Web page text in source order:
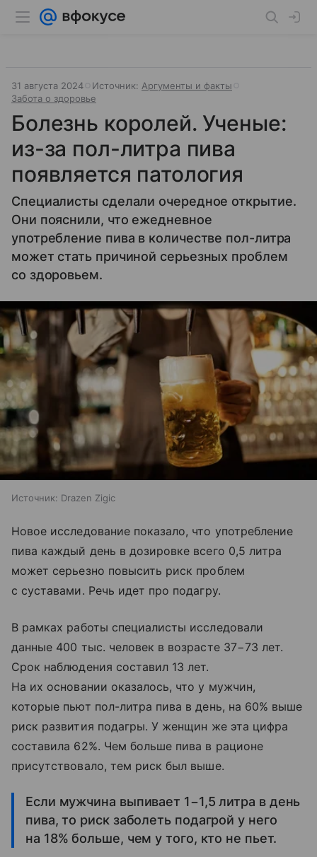
31 августа 2024 Источник: Аргументы и факты
Забота о здоровье
Болезнь королей. Ученые:
из-за пол-литра пива
появляется патология
Специалисты сделали очередное открытие.
Они пояснили, что ежедневное
употребление пива в количестве пол-литра
может стать причиной серьезных проблем
со здоровьем.
Источник: Drazen Zigic
Новое исследование показало, что употребление
пива каждый день в дозировке всего 0,5 литра
может серьезно повысить риск проблем
с суставами. Речь идет про подагру.
В рамках работы специалисты исследовали
данные 400 тыс. человек в возрасте 37−73 лет.
Срок наблюдения составил 13 лет.
На их основании оказалось, что у мужчин,
которые пьют пол-литра пива в день, на 60% выше
риск развития подагры. У женщин же эта цифра
составила 62%. Чем больше пива в рационе
присутствовало, тем риск был выше.
Если мужчина выпивает 1−1,5 литра в день
пива, то риск заболеть подагрой у него
на 18% больше, чем у того, кто не пьет.